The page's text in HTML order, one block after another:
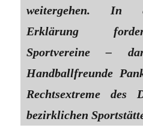
weitergehen. In
Erklärung
Sportvereine –
Handballfreunde
Rechtsextreme des
bezirklichen